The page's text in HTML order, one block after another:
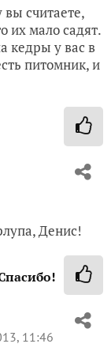
считаете,
их мало садят.
кедры у вас в
питомник, и
Денис!
11:46